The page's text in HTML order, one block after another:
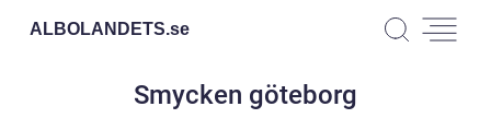
ALBOLANDETS.se
Smycken göteborg